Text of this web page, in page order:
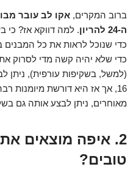
ברוב המקרים,
ה-24 להריון
. למה דווקא אז?
כדי שנוכל לראות את כל המבנים
כדי שלא יהיה קשה מדי לסרוק
16, אך אז היא דורשת מיומנות
מאוחרים, ניתן לבצע אותה גם
2. איפה מוצאים
טובים?